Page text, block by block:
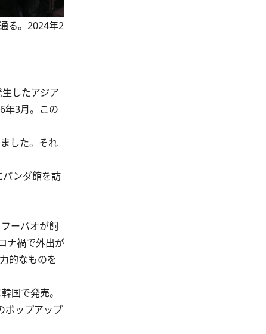
る。2024年2
したアジア
年3月。この
した。それ
ンダ館を訪
ーバオが飼
ナ禍で外出が
的なものを
国で発売。
ポップアップ